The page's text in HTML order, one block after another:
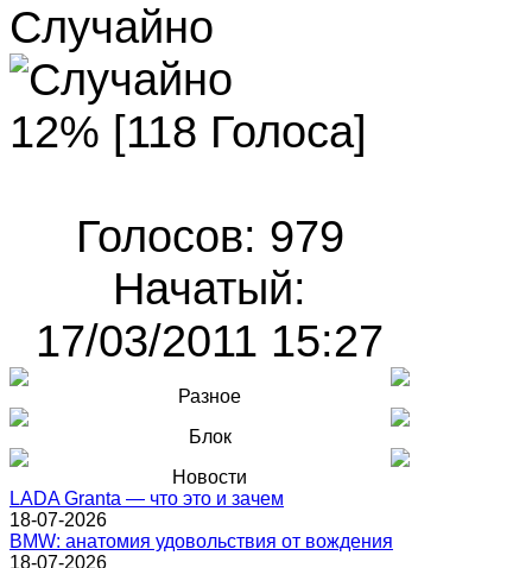
Случайно
12% [118 Голоса]
Голосов: 979
Начатый:
17/03/2011 15:27
Разное
Блок
Новости
LADA Granta — что это и зачем
18-07-2026
BMW: анатомия удовольствия от вождения
18-07-2026